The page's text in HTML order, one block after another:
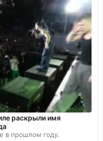
раскрыли имя
в прошлом году.